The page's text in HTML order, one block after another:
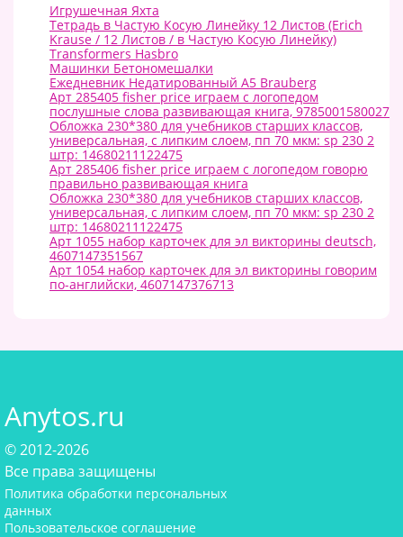
Игрушечная Яхта
Тетрадь в Частую Косую Линейку 12 Листов (Erich
Krause / 12 Листов / в Частую Косую Линейку)
Transformers Hasbro
Машинки Бетономешалки
Ежедневник Недатированный А5 Brauberg
Арт 285405 fisher price играем с логопедом
послушные слова развивающая книга, 9785001580027
Обложка 230*380 для учебников старших классов,
универсальная, с липким слоем, пп 70 мкм: sp 230 2
штр: 14680211122475
Арт 285406 fisher price играем с логопедом говорю
правильно развивающая книга
Обложка 230*380 для учебников старших классов,
универсальная, с липким слоем, пп 70 мкм: sp 230 2
штр: 14680211122475
Арт 1055 набор карточек для эл викторины deutsch,
4607147351567
Арт 1054 набор карточек для эл викторины говорим
по-английски, 4607147376713
Anytos.ru
© 2012-2026
Все права защищены
Политика обработки персональных
данных
Пользовательское соглашение